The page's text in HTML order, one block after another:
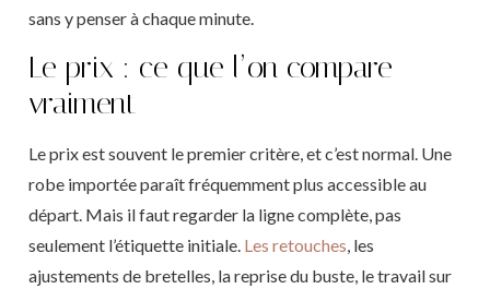
sans y penser à chaque minute.
Le prix : ce que l’on compare
vraiment
Le prix est souvent le premier critère, et c’est normal. Une
robe importée paraît fréquemment plus accessible au
départ. Mais il faut regarder la ligne complète, pas
seulement l’étiquette initiale. Les retouches, les
ajustements de bretelles, la reprise du buste, le travail sur